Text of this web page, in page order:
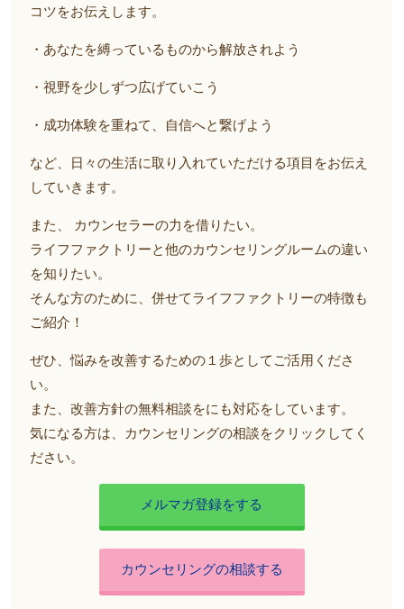
コツをお伝えします。
・あなたを縛っているものから解放されよう
・視野を少しずつ広げていこう
・成功体験を重ねて、自信へと繋げよう
など、日々の生活に取り入れていただける項目をお伝え
していきます。
また、 カウンセラーの力を借りたい。
ライフファクトリーと他のカウンセリングルームの違い
を知りたい。
そんな方のために、併せてライフファクトリーの特徴も
ご紹介！
ぜひ、悩みを改善するための１歩としてご活用くださ
い。
また、改善方針の無料相談をにも対応をしています。
気になる方は、カウンセリングの相談をクリックしてく
ださい。
メルマガ登録をする
カウンセリングの相談する